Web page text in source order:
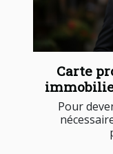
Carte
Pour